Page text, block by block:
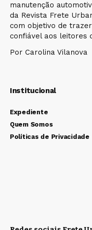
manutenção
da Revista Frete
com objetivo de
confiável aos leitores
Por Carolina Vilanova
Institucional
Expediente
Quem Somos
Políticas de Privacidade